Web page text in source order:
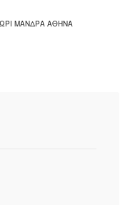
ΜΑΝΔΡΑ ΑΘΗΝΑ